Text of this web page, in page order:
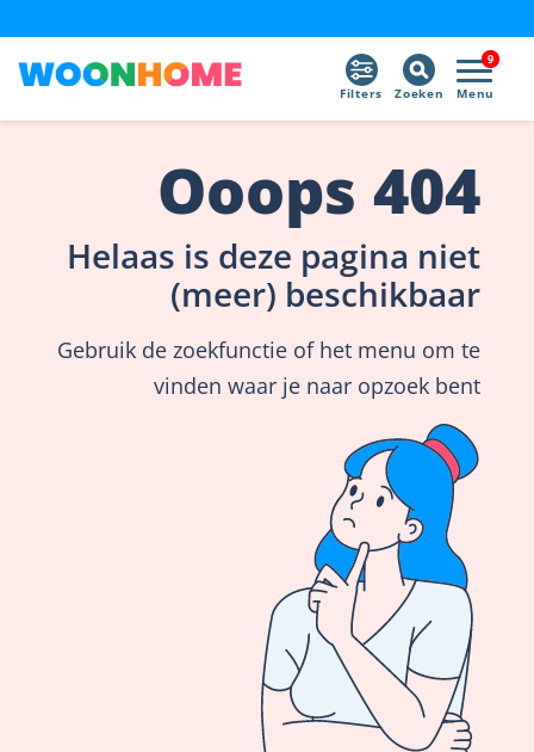
9
Menu
Zoeken
Filters
Ooops 404
Helaas is deze pagina niet
(meer) beschikbaar
Gebruik de zoekfunctie of het menu om te
vinden waar je naar opzoek bent